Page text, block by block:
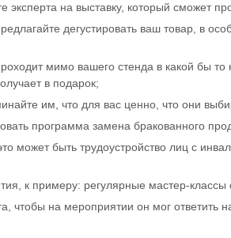
на выставку, который сможет
дегустировать ваш товар, в
мимо вашего стенда в какой бы
в подарок;
им, что для вас ценно, что они
программа замена бракованного
может быть трудоустройство лиц с
к примеру: регулярные мастер-
чтобы на мероприятии он мог